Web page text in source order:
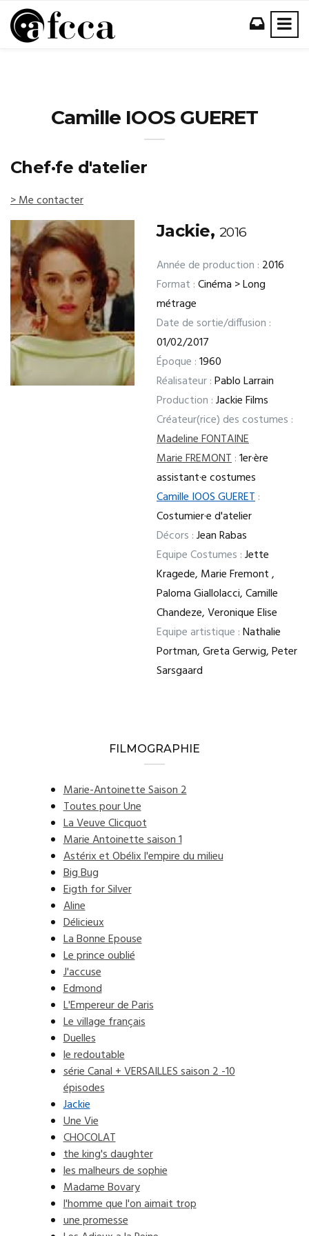
Camille IOOS GUERET
Chef·fe d'atelier
> Me contacter
Jackie, 2016
Année de production : 2016
Format :Cinéma > Long
métrage
Date de sortie/diffusion :
01/02/2017
Époque :1960
Réalisateur :Pablo Larrain
Production :Jackie Films
Créateur(rice) des costumes :
Madeline FONTAINE
Marie FREMONT:1er·ère
assistant·e costumes
Camille IOOS GUERET:
Costumier·e d'atelier
Décors :Jean Rabas
Equipe Costumes :Jette
Kragede, Marie Fremont ,
Paloma Giallolacci, Camille
Chandeze, Veronique Elise
Equipe artistique :Nathalie
Portman, Greta Gerwig, Peter
Sarsgaard
FILMOGRAPHIE
Marie-Antoinette Saison 2
Toutes pour Une
La Veuve Clicquot
Marie Antoinette saison 1
Astérix et Obélix l'empire du milieu
Big Bug
Eigth for Silver
Aline
Délicieux
La Bonne Epouse
Le prince oublié
J'accuse
Edmond
L'Empereur de Paris
Le village français
Duelles
le redoutable
série Canal + VERSAILLES saison 2 -10
épisodes
Jackie
Une Vie
CHOCOLAT
the king's daughter
les malheurs de sophie
Madame Bovary
l'homme que l'on aimait trop
une promesse